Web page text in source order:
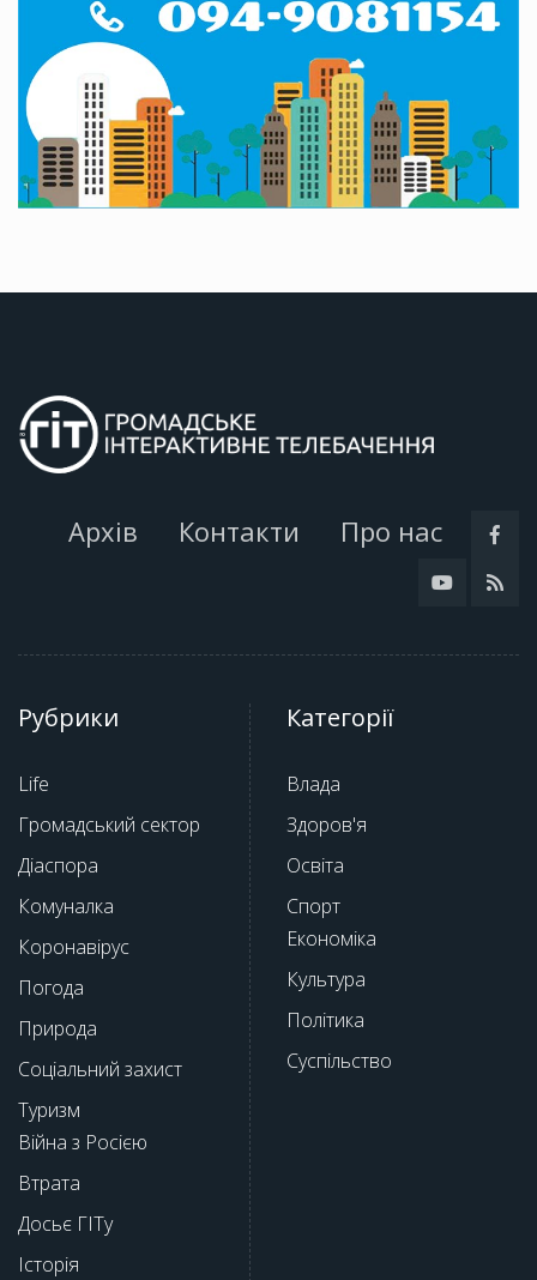
Архів Контакти Про нас
Рубрики
Life
Громадський сектор
Діаспора
Комуналка
Коронавірус
Погода
Природа
Соціальний захист
Туризм
Війна з Росією
Втрата
Досьє ГІТу
Історія
Категорії
Влада
Здоров'я
Освіта
Спорт
Економіка
Культура
Політика
Суспільство